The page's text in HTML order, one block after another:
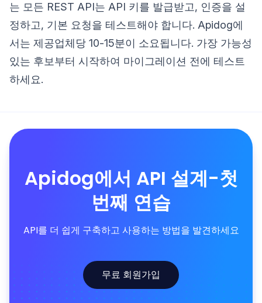
는 모든 REST API는 API 키를 발급받고, 인증을 설
정하고, 기본 요청을 테스트해야 합니다. Apidog에
서는 제공업체당 10-15분이 소요됩니다. 가장 가능성
있는 후보부터 시작하여 마이그레이션 전에 테스트
하세요.
Apidog에서 API 설계-첫
번째 연습
API를 더 쉽게 구축하고 사용하는 방법을 발견하세요
무료 회원가입